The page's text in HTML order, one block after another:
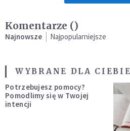
Komentarze ()
Najnowsze Najpopularniejsze
WYBRANE DLA CIEBIE
Potrzebujesz pomocy?
Pomodlimy się w Twojej
intencji